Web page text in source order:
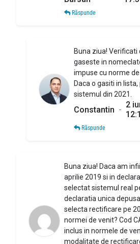
Răspunde
Buna ziua!
gaseste in
impuse cu norme
Daca o gasiti in
sistemul din 2021.
Constantin - 2
Răspunde
Buna ziua! Daca am
aprilie 2019 si in
selectat sistemul real
declaratia unica
selecta rectificare pe
normei de venit? Cod
inclus in normele de
modalitate de